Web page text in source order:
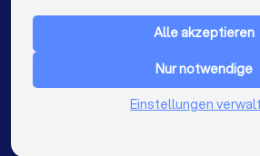
Finanzberater in Dortmund
Finanzberater in
Finanzberater in
Niederlande
Alle akzeptieren
Nur notwendige
Einstellungen